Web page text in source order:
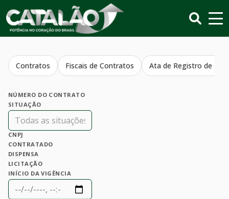
Contratos Fiscais de Contratos Ata de Registro de
NÚMERO DO CONTRATO
SITUAÇÃO
CNPJ
CONTRATADO
DISPENSA
LICITAÇÃO
INÍCIO DA VIGÊNCIA